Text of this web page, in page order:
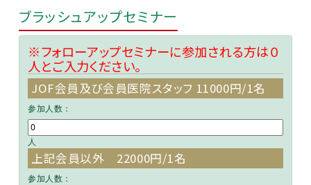
ブラッシュアップセミナー
※フォローアップセミナーに参加される方は０
人とご入力ください。
JOF会員及び会員医院スタッフ 11000円/1名
参加人数：
人
上記会員以外 22000円/1名
参加人数：